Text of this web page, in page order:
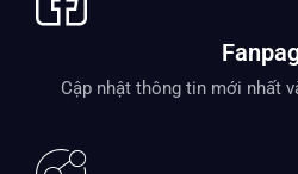
Cập nhật thông tin mới nhất